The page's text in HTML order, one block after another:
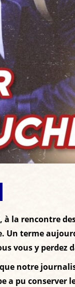
à la rencontre
terme
vous y perdez
notre
a pu conserver